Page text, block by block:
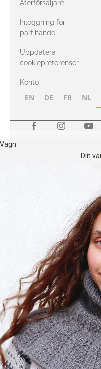
med Heavy
Merino
Återförsäljare
Inloggning för
partihandel
Uppdatera
cookiepreferenser
Konto
EN DE FR NL
Vagn
Din